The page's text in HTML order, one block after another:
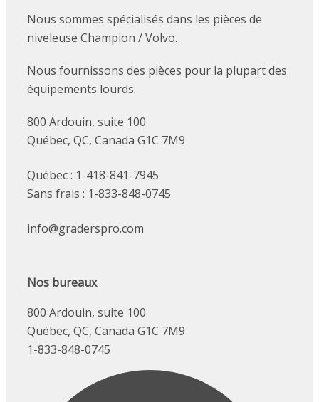
Nous sommes spécialisés dans les pièces de
niveleuse Champion / Volvo.
Nous fournissons des pièces pour la plupart des
équipements lourds.
800 Ardouin, suite 100
Québec, QC, Canada G1C 7M9
Québec : 1-418-841-7945
Sans frais : 1-833-848-0745
info@graderspro.com
Nos bureaux
800 Ardouin, suite 100
Québec, QC, Canada G1C 7M9
1-833-848-0745